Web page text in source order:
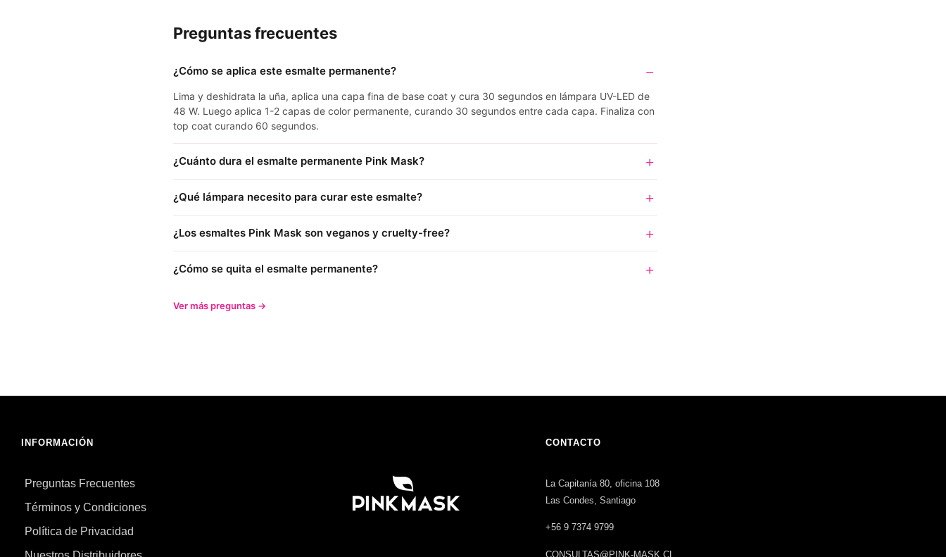
Preguntas frecuentes
¿Cómo se aplica este esmalte permanente?
Lima y deshidrata la uña, aplica una capa fina de base coat y cura 30 segundos en lámpara UV-LED de
48 W. Luego aplica 1-2 capas de color permanente, curando 30 segundos entre cada capa. Finaliza con
top coat curando 60 segundos.
¿Cuánto dura el esmalte permanente Pink Mask?
¿Qué lámpara necesito para curar este esmalte?
¿Los esmaltes Pink Mask son veganos y cruelty-free?
¿Cómo se quita el esmalte permanente?
Ver más preguntas →
INFORMACIÓN
Preguntas Frecuentes
Términos y Condiciones
Política de Privacidad
CONTACTO
La Capitanía 80, oficina 108
Las Condes, Santiago
+56 9 7374 9799
CONSULTAS@PINK-MASK.CL